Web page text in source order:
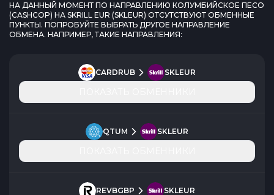
НА ДАННЫЙ МОМЕНТ ПО НАПРАВЛЕНИЮ КОЛУМБИЙСКОЕ ПЕСО
(CASHCOP) НА SKRILL EUR (SKLEUR) ОТСУТСТВУЮТ ОБМЕННЫЕ
ПУНКТЫ. ПОПРОБУЙТЕ ВЫБРАТЬ ДРУГОЕ НАПРАВЛЕНИЕ
ОБМЕНА. НАПРИМЕР, ТАКИЕ НАПРАВЛЕНИЯ:
CARDRUB SKLEUR
QTUM SKLEUR
REVBGBP SKLEUR